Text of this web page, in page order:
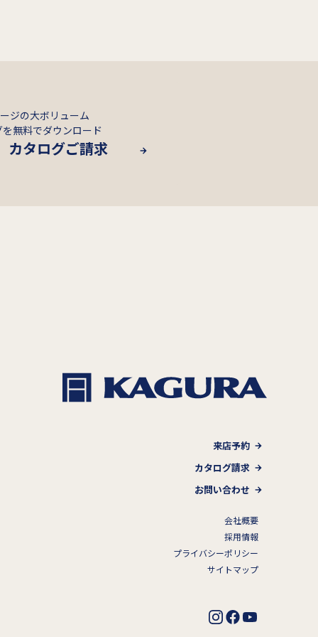
ジの大ボリューム
無料でダウンロード
カタログご請求
来店予約
カタログ請求
お問い合わせ
会社概要
採用情報
プライバシーポリシー
サイトマップ